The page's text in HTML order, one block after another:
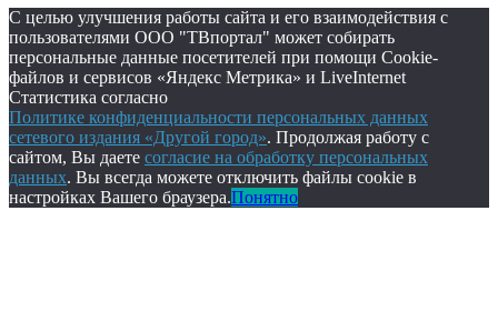
С целью улучшения работы сайта и его взаимодействия с
пользователями ООО "ТВпортал" может собирать
персональные данные посетителей при помощи Cookie-
файлов и сервисов «Яндекс Метрика» и LiveInternet
Статистика согласно
Политике конфиденциальности персональных данных
сетевого издания «Другой город». Продолжая работу с
сайтом, Вы даете согласие на обработку персональных
данных. Вы всегда можете отключить файлы cookie в
настройках Вашего браузера.Понятно